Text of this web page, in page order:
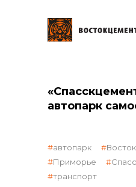
Объекты
объявленные
автопарк
автопарк
Приморье
транспорт